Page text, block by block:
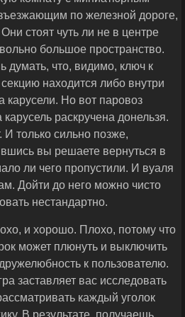
по железной дороге,
стоят чуть ли не в центре
большое пространство.
думать, что, видимо, ключ к
находится либо внутри
карусели. Но вот паровоз
раскручена донельзя.
И только сильно позже,
вы решаете вернуться в
ли чего пропустили. И вуаля
Дойти до него можно чисто
нестандартно.
и хорошо. Плохо, потому что
может плюнуть и выключить
к пользователю.
заставляет вас исследовать
каждый уголок